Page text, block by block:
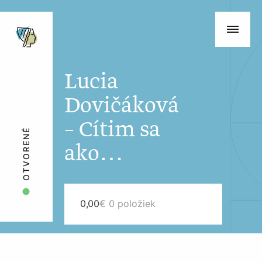
Lucia
Dovičáková
– Cítim sa
ako…
0,00€ 0 položiek
OTVORENÉ